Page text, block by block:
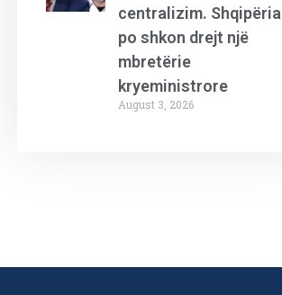
centralizim. Shqipëria
po shkon drejt një
mbretërie
kryeministrore
August 3, 2026